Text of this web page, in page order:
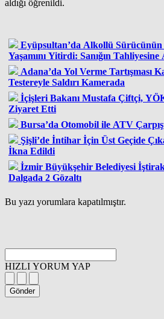
aldığı öğrenildi.
Eyüpsultan’da Alkollü Sürücünün
Yaşamını Yitirdi: Sanığın
Adana’da Yol Verme Tartışması
Testereyle Saldırı Kamerada
İçişleri Bakanı Mustafa Çiftçi,
Ziyaret Etti
Bursa’da Otomobil ile ATV
Şişli’de İntihar İçin Üst Geçide
İkna Edildi
İzmir Büyükşehir Belediyesi
Dalgada 2 Gözaltı
Bu yazı yorumlara kapatılmıştır.
HIZLI YORUM YAP
Gönder